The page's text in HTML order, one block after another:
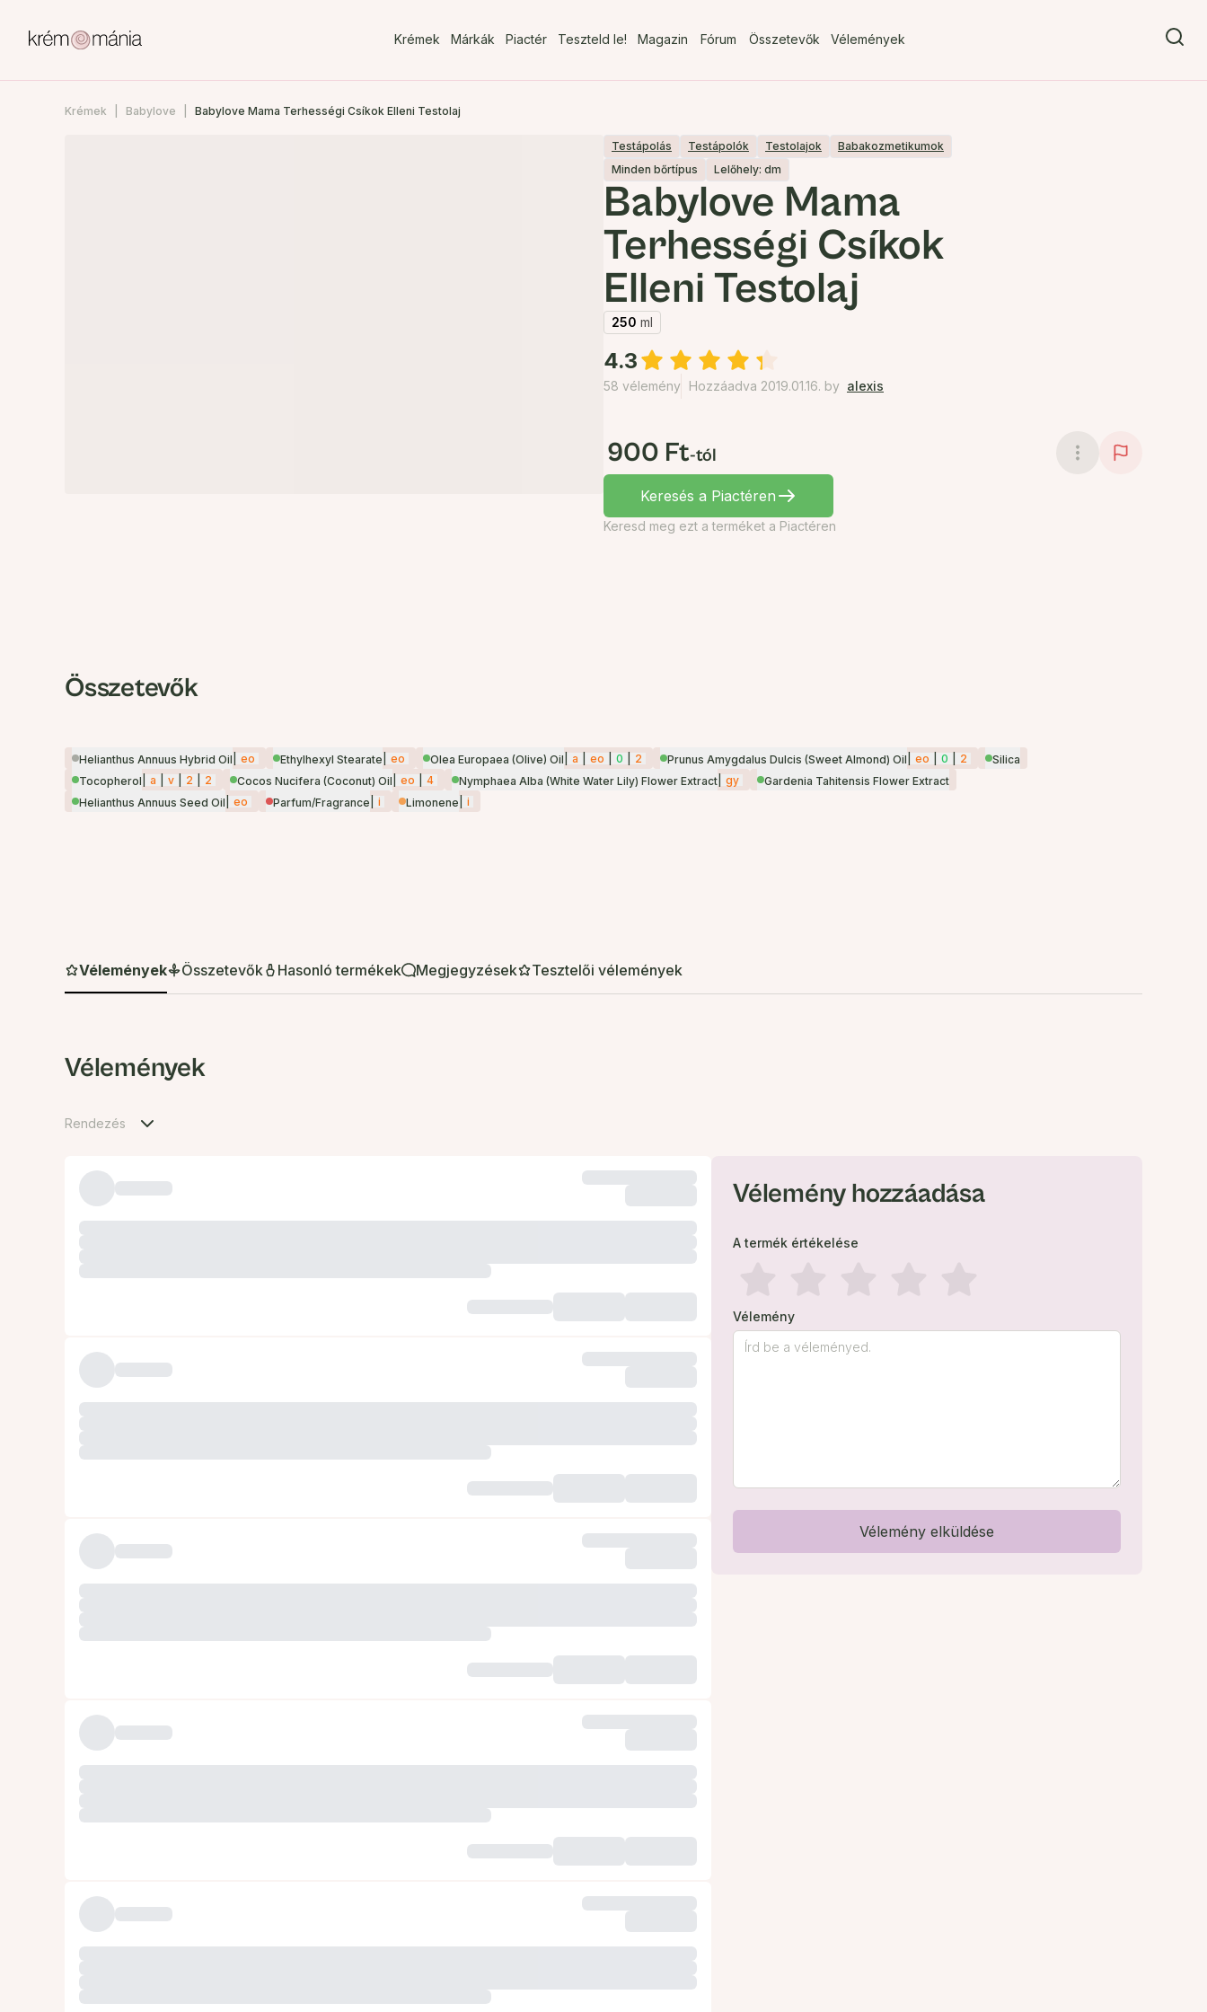
Krémek Márkák Piactér Teszteld le! Magazin Fórum Összetevők Vélemények
Krémek Babylove Babylove Mama Terhességi Csíkok Elleni Testolaj
Testápolás Testápolók Testolajok
Babakozmetikumok
Minden bőrtípus
Lelőhely: dm
Babylove Mama
Terhességi Csíkok
Elleni Testolaj
250 ml
4.3
58 vélemény Hozzáadva 2019.01.16. by alexis
900 Ft-tól
Keresés a Piactéren
Keresd meg ezt a terméket a Piactéren
Összetevők
Helianthus Annuus Hybrid Oil eo Ethylhexyl Stearate eo Olea Europaea (Olive) Oil a eo 0 2 Prunus Amygdalus Dulcis (Sweet Almond) Oil eo 0 2
Silica
Tocopherol
a v 2 2 Cocos Nucifera (Coconut) Oil eo 4 Nymphaea Alba (White Water Lily) Flower Extract gy
Gardenia Tahitensis Flower Extract
Helianthus Annuus Seed Oil
eo Parfum/Fragrance i Limonene i
Vélemények Összetevők Hasonló termékek Megjegyzések Tesztelői vélemények
Vélemények
Rendezés
Vélemény hozzáadása
A termék értékelése
Vélemény
Vélemény elküldése